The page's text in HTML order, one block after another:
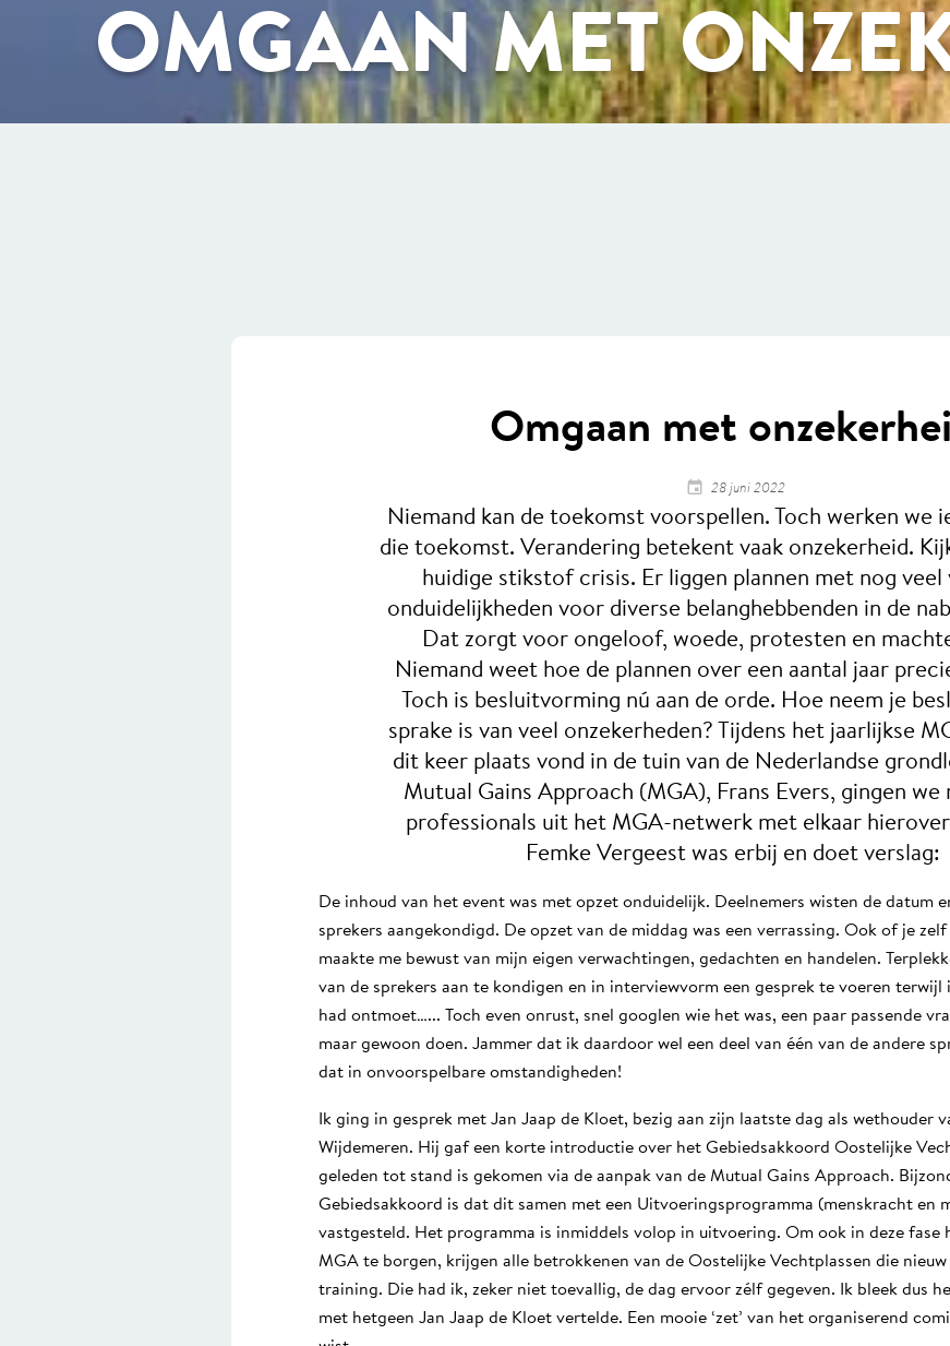
OMGAAN MET
Omgaan met
28 juni 2022
Niemand kan de toekomst voorspellen. Toch werken we
die toekomst. Verandering betekent vaak onzekerheid.
huidige stikstof crisis. Er liggen plannen met nog veel
onduidelijkheden voor diverse belanghebbenden in de
Dat zorgt voor ongeloof, woede, protesten en
Niemand weet hoe de plannen over een aantal jaar
Toch is besluitvorming nú aan de orde. Hoe neem je
sprake is van veel onzekerheden? Tijdens het jaarlijkse
dit keer plaats vond in de tuin van de Nederlandse
Mutual Gains Approach (MGA), Frans Evers, gingen we
professionals uit het MGA-netwerk met elkaar
Femke Vergeest was erbij en doet verslag:
De inhoud van het event was met opzet onduidelijk. Deelnemers wisten de datum
sprekers aangekondigd. De opzet van de middag was een verrassing. Ook of je
maakte me bewust van mijn eigen verwachtingen, gedachten en handelen.
van de sprekers aan te kondigen en in interviewvorm een gesprek te voeren
had ontmoet…... Toch even onrust, snel googlen wie het was, een paar passende
maar gewoon doen. Jammer dat ik daardoor wel een deel van één van de andere
dat in onvoorspelbare omstandigheden!
Ik ging in gesprek met Jan Jaap de Kloet, bezig aan zijn laatste dag als wethouder
Wijdemeren. Hij gaf een korte introductie over het Gebiedsakkoord Oostelijke
geleden tot stand is gekomen via de aanpak van de Mutual Gains Approach.
Gebiedsakkoord is dat dit samen met een Uitvoeringsprogramma (menskracht en
vastgesteld. Het programma is inmiddels volop in uitvoering. Om ook in deze fase
MGA te borgen, krijgen alle betrokkenen van de Oostelijke Vechtplassen die
training. Die had ik, zeker niet toevallig, de dag ervoor zélf gegeven. Ik bleek dus
met hetgeen Jan Jaap de Kloet vertelde. Een mooie ‘zet’ van het organiserend